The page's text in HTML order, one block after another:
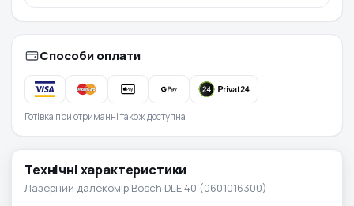
Способи оплати
Готівка при отриманні також доступна
Технічні характеристики
Лазерний далекомір Bosch DLE 40 (0601016300)